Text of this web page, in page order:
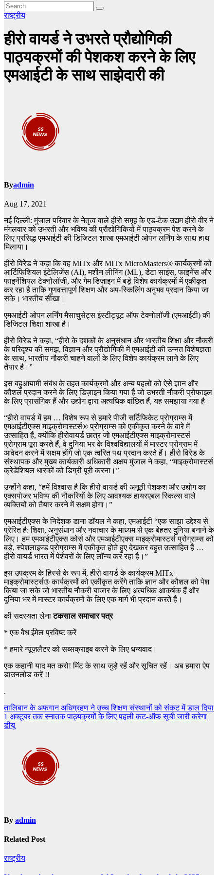
राष्ट्रीय
हीरो वायर्ड ने उभरते प्रौद्योगिकी
पाठ्यक्रमों की पेशकश करने के लिए
एमआईटी के साथ साझेदारी की
Byadmin
Aug 17, 2021
नई दिल्ली: मुंजाल परिवार के नेतृत्व वाले हीरो समूह के एड-टेक उद्यम हीरो वीर ने
मंगलवार को उभरती और भविष्य की प्रौद्योगिकियों में पाठ्यक्रम पेश करने के
लिए प्रसिद्ध एमआईटी की डिजिटल शाखा एमआईटी ओपन लर्निंग के साथ हाथ
मिलाया।
हीरो विरेड ने कहा कि वह MITx और MITx MicroMasters®️ कार्यक्रमों को
आर्टिफिशियल इंटेलिजेंस (AI), मशीन लीनिंग (ML), डेटा साइंस, फाइनेंस और
फाइनेंशियल टेक्नोलॉजी, और गेम डिज़ाइन में बड़े विशेष कार्यक्रमों में एकीकृत
कर रहा है ताकि गुणवत्तापूर्ण शिक्षण और अप-स्किलिंग अनुभव प्रदान किया जा
सके। भारतीय सीखा।
एमआईटी ओपन लर्निंग मैसाचुसेट्स इंस्टीट्यूट ऑफ टेक्नोलॉजी (एमआईटी) की
डिजिटल शिक्षा शाखा है।
हीरो विरेड ने कहा, “हीरो के दशकों के अनुसंधान और भारतीय शिक्षा और नौकरी
के परिदृश्य की समझ, विज्ञान और प्रौद्योगिकी में एमआईटी की उन्नत विशेषज्ञता
के साथ, भारतीय नौकरी चाहने वालों के लिए विशेष कार्यक्रम लाने के लिए
तैयार है।”
इस बहुआयामी संबंध के तहत कार्यक्रमों और अन्य पहलों को ऐसे ज्ञान और
कौशल प्रदान करने के लिए डिज़ाइन किया गया है जो उभरती नौकरी प्रोफाइल
के लिए प्रासंगिक हैं और उद्योग द्वारा अत्यधिक वांछित हैं, यह समझाया गया है।
“हीरो वायर्ड में हम … विशेष रूप से हमारे पीजी सर्टिफिकेट प्रोग्राम्स में
एमआईटीएक्स माइक्रोमास्टर्स® प्रोग्राम्स को एकीकृत करने के बारे में
उत्साहित हैं, क्योंकि हीरोवायर्ड छात्र जो एमआईटीएक्स माइक्रोमास्टर्स
प्रोग्राम पूरा करते हैं, वे दुनिया भर के विश्वविद्यालयों में मास्टर प्रोग्राम में
आवेदन करने में सक्षम होंगे जो एक त्वरित पथ प्रदान करते हैं। हीरो विरेड के
संस्थापक और मुख्य कार्यकारी अधिकारी अक्षय मुंजाल ने कहा, “माइक्रोमास्टर्स
क्रेडेंशियल धारकों को डिग्री पूरी करना।”
उन्होंने कहा, “हमें विश्वास है कि हीरो वायर्ड की अनूठी पेशकश और उद्योग का
एक्सपोजर भविष्य की नौकरियों के लिए आवश्यक हायरएबल स्किल्स वाले
व्यक्तियों को तैयार करने में सक्षम होगा।”
एमआईटीएक्स के निदेशक डाना डॉयल ने कहा, एमआईटी “एक साझा उद्देश्य से
प्रेरित है: शिक्षा, अनुसंधान और नवाचार के माध्यम से एक बेहतर दुनिया बनाने के
लिए। हम एमआईटीएक्स कोर्स और एमआईटीएक्स माइक्रोमास्टर्स प्रोग्राम्स को
बड़े, स्पेशलाइज्ड प्रोग्राम्स में एकीकृत होते हुए देखकर बहुत उत्साहित हैं …
हीरो वायर्ड भारत में पेशेवरों के लिए लॉन्च कर रहा है।”
इस उपक्रम के हिस्से के रूप में, हीरो वायर्ड के कार्यक्रम MITx
माइक्रोमास्टर्स® कार्यक्रमों को एकीकृत करेंगे ताकि ज्ञान और कौशल को पेश
किया जा सके जो भारतीय नौकरी बाजार के लिए अत्यधिक आकर्षक हैं और
दुनिया भर में मास्टर कार्यक्रमों के लिए एक मार्ग भी प्रदान करते हैं।
की सदस्यता लेनाटकसाल समाचार पत्र
* एक वैध ईमेल प्रविष्ट करें
* हमारे न्यूज़लैटर को सब्सक्राइब करने के लिए धन्यवाद।
एक कहानी याद मत करो! मिंट के साथ जुड़े रहें और सूचित रहें। अब हमारा ऐप
डाउनलोड करें !!
.
Post
navigation
तालिबान के अफगान अधिग्रहण ने उच्च शिक्षण संस्थानों को संकट में डाल दिया
1 अक्टूबर तक स्नातक पाठ्यक्रमों के लिए पहली कट-ऑफ सूची जारी करेगा
डीयू
By admin
Related Post
राष्ट्रीय